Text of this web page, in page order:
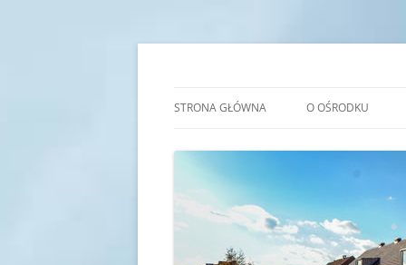
Przejdź
STRONA GŁÓWNA O OŚRODKU
KADRA
SALE EDUKACYJNE